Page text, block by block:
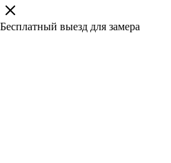
Бесплатный выезд для замера